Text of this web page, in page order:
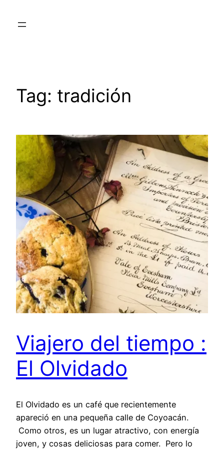
Tag: tradición
Viajero del tiempo :
El Olvidado
El Olvidado es un café que recientemente
apareció en una pequeña calle de Coyoacán.
Como otros, es un lugar atractivo, con energía
joven, y cosas deliciosas para comer. Pero lo